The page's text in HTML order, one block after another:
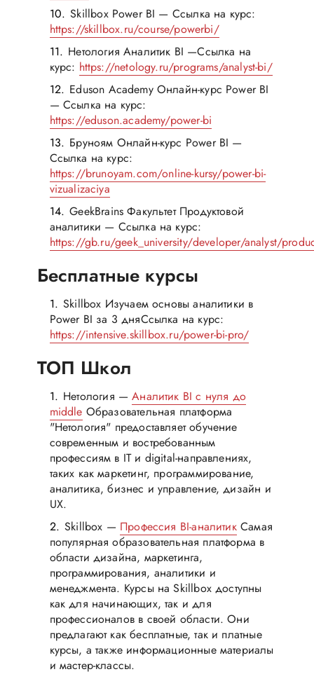
Skillbox Power BI — Ссылка на курс:
https://skillbox.ru/course/powerbi/
Нетология Аналитик BI —Ссылка на
курс: https://netology.ru/programs/analyst-bi/
Eduson Academy Онлайн-курс Power BI
— Ссылка на курс:
https://eduson.academy/power-bi
Бруноям Онлайн-курс Power BI —
Ссылка на курс:
https://brunoyam.com/online-kursy/power-bi-
vizualizaciya
GeekBrains Факультет Продуктовой
аналитики — Ссылка на курс:
https://gb.ru/geek_university/developer/analyst/
Бесплатные курсы
Skillbox Изучаем основы аналитики в
Power BI за 3 дняСсылка на курс:
https://intensive.skillbox.ru/power-bi-pro/
ТОП Школ
Нетология —Аналитик BI с нуля до
middle Образовательная платформа
"Нетология" предоставляет обучение
современным и востребованным
профессиям в IT и digital-направлениях,
таких как маркетинг, программирование,
аналитика, бизнес и управление, дизайн и
UX.
Skillbox — Профессия BI-аналитикСамая
популярная образовательная платформа в
области дизайна, маркетинга,
программирования, аналитики и
менеджмента. Курсы на Skillbox доступны
как для начинающих, так и для
профессионалов в своей области. Они
предлагают как бесплатные, так и платные
курсы, а также информационные материалы
и мастер-классы.